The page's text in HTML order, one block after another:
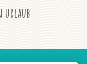
urlaub